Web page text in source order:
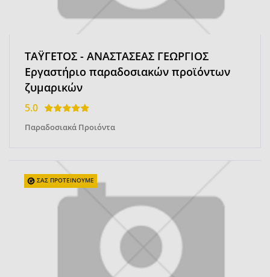
ΤΑΫΓΕΤΟΣ - ΑΝΑΣΤΑΣΕΑΣ ΓΕΩΡΓΙΟΣ
Εργαστήριο παραδοσιακών προϊόντων
ζυμαρικών
5.0
Παραδοσιακά Προιόντα
ΣΑΣ ΠΡΟΤΕΙΝΟΥΜΕ